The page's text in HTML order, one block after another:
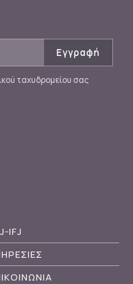
ταχυδρομείου σας
IFJ